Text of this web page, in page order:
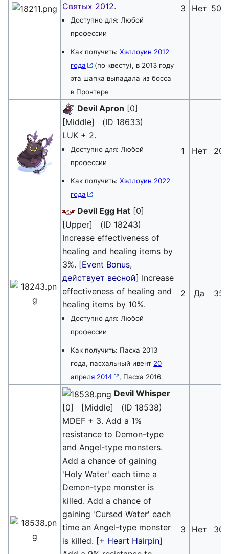
Святых 2012.
Доступно для: Любой
профессии
Как получить:Хэллоуин 2012
года
(по квесту), в 2013 году
эта шапка выпадала из босса
в Пронтере
3 Нет 500
Devil Apron [0]
[Middle] (ID 18633)
LUK + 2.
Доступно для: Любой
профессии
Как получить:Хэллоуин 2022
года
1 Нет 20
Devil Egg Hat [0]
[Upper] (ID 18243)
Increase effectiveness of
healing and healing items by
3%. [Event Bonus,
действует весной] Increase
effectiveness of healing and
healing items by 10%.
Доступно для: Любой
профессии
Как получить: Пасха 2013
года, пасхальный ивент 20
апреля 2014
, Пасха 2016
2 Да 35
Devil Whisper
[0] [Middle] (ID 18538)
MDEF + 3. Add a 1%
resistance to Demon-type
and Angel-type monsters.
Add a chance of gaining
'Holy Water' each time a
Demon-type monster is
killed. Add a chance of
gaining 'Cursed Water' each
time an Angel-type monster
is killed. [+ Heart Hairpin]
3 Нет 30